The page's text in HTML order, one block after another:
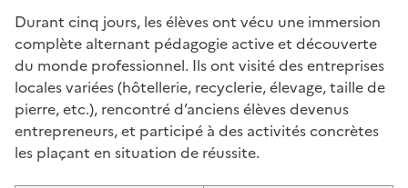
Durant cinq jours, les élèves ont vécu une immersion
complète alternant pédagogie active et découverte
du monde professionnel. Ils ont visité des entreprises
locales variées (hôtellerie, recyclerie, élevage, taille de
pierre, etc.), rencontré d’anciens élèves devenus
entrepreneurs, et participé à des activités concrètes
les plaçant en situation de réussite.